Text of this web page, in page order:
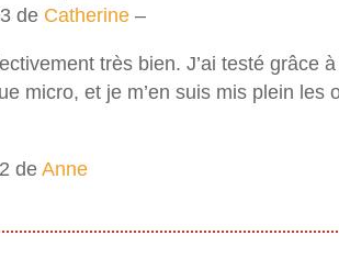
de Catherine –
très bien. J’ai testé grâce
micro, et je m’en suis mis plein les
deAnne